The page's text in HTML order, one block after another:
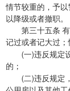
情节较重的，予
以降级或者撤职。
第三十五条
记过或者记大过；
(一)违反规定
的；
(二)违反规定